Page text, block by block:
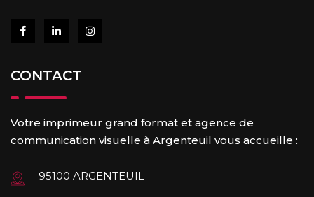
CONTACT
Votre imprimeur grand format et agence de
communication visuelle à Argenteuil vous accueille :
95100 ARGENTEUIL